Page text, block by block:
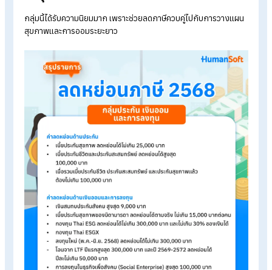
ค่าลดหย่อนส่วนตัว 60,000 บาท
ค่าลดหย่อนคู่สมรส (กรณีคู่สมรสไม่มีรายได้) 60,000 บาท
ค่าลดหย่อนบุตร อายุไม่เกิน 20 ปี หรือไม่เกิน 25 ปี (กรณีกำลัง
ศึกษา) คนละ 30,000 บาท
-บุตรคนที่ 2 เป็นต้นไป ที่เกิดตั้งแต่ปี 2561 ลดหย่อนได้คนละ
บาท
ค่าฝากครรภ์และค่าคลอดบุตร ลดหย่อนได้ตามจริง ไม่เกิน
60,000 บาท
ค่าเลี้ยงดูบิดามารดา (อายุ 60 ปีขึ้นไป) คนละ 30,000 บาท
ค่าลดหย่อนกรณีอุปการะผู้พิการหรือทุพพลภาพ คนละ
บาท